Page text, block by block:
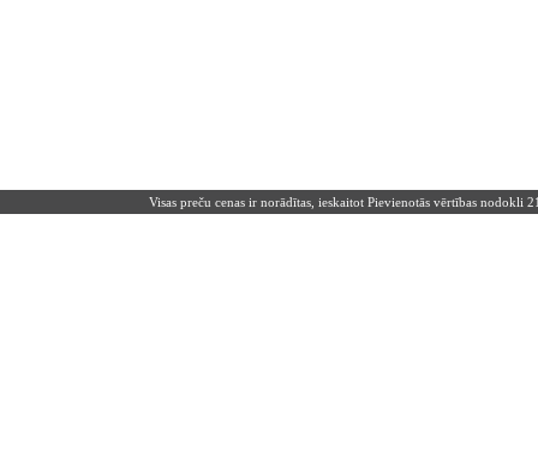
Visas preču cenas ir norādītas, ieskaitot Pievienotās vērtības nodokli